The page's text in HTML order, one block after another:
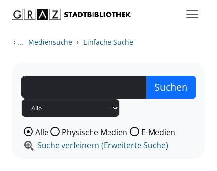
› ... Mediensuche › Einfache Suche
Wählen Sie die Medienart nach der Sie suchen wollen.
Alle Physische Medien
E-Medien
Suche verfeinern (Erweiterte Suche)